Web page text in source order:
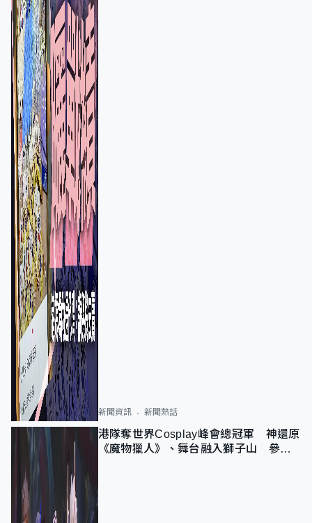
新聞資訊 新聞熱話
港隊奪世界Cosplay峰會總冠軍 神還原
《魔物獵人》、舞台融入獅子山 參賽